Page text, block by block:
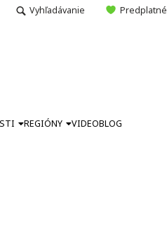
Vyhľadávanie Predplatné
REGIÓNY VIDEOBLOG